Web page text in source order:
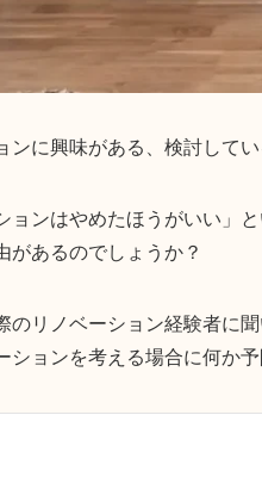
ンに興味がある、検討して
ョンはやめたほうがいい」
があるのでしょうか？
のリノベーション経験者に
ションを考える場合に何か